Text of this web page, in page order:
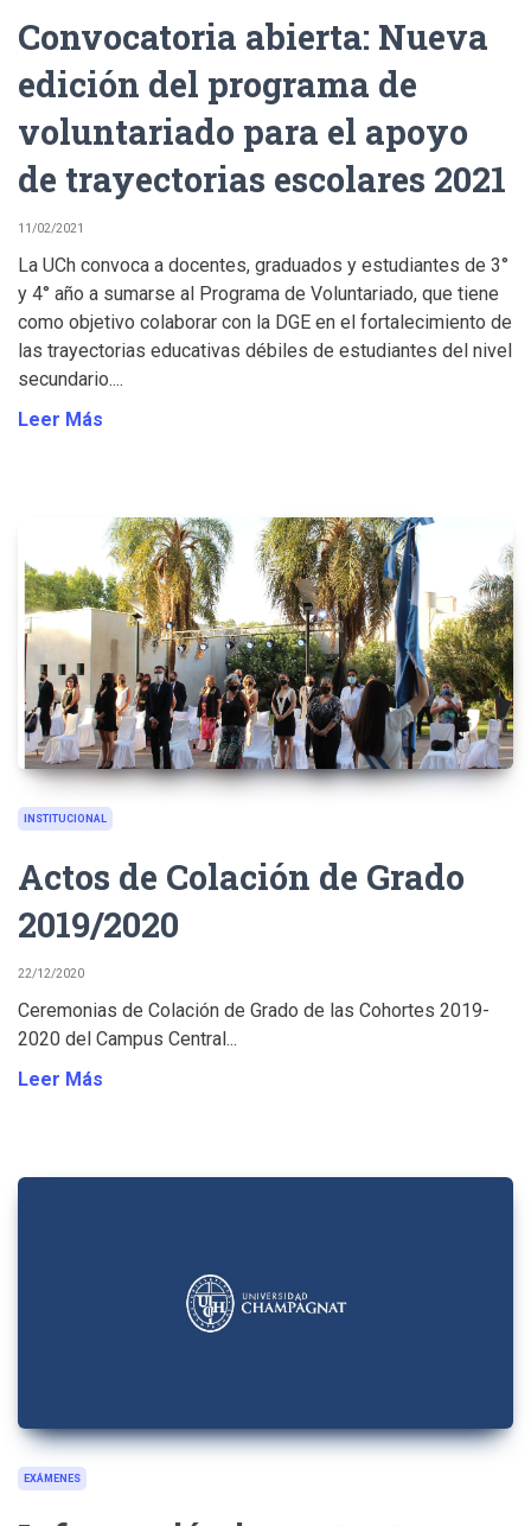
Convocatoria abierta: Nueva
edición del programa de
voluntariado para el apoyo
de trayectorias escolares 2021
11/02/2021
La UCh convoca a docentes, graduados y estudiantes de 3°
y 4° año a sumarse al Programa de Voluntariado, que tiene
como objetivo colaborar con la DGE en el fortalecimiento de
las trayectorias educativas débiles de estudiantes del nivel
secundario....
Leer Más
INSTITUCIONAL
Actos de Colación de Grado
2019/2020
22/12/2020
Ceremonias de Colación de Grado de las Cohortes 2019-
2020 del Campus Central...
Leer Más
EXÁMENES